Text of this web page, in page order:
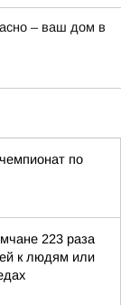
– ваш дом в
по
223 раза
к людям или